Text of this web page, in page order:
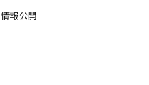
情報公開